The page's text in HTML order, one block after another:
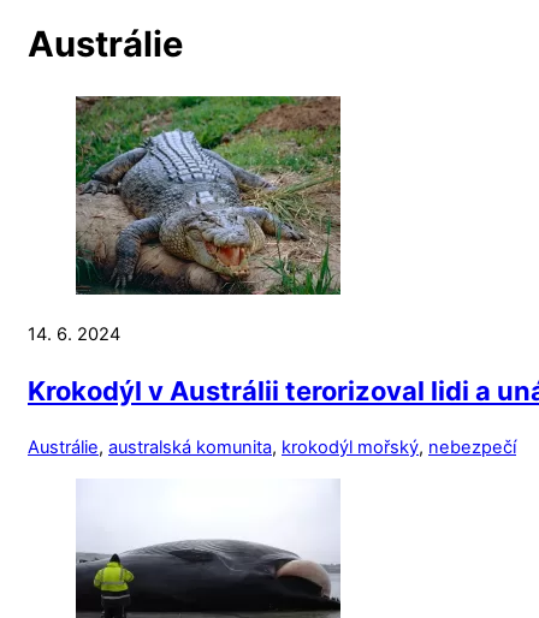
Austrálie
14. 6. 2024
Krokodýl v Austrálii terorizoval lidi a
Austrálie, australská komunita, krokodýl mořský, nebezpečí